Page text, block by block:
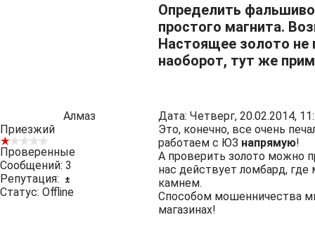
Определить
простого магнита.
Настоящее золото не
наоборот, тут же
Алмаз
Дата: Четверг, 20.02.2014,
Приезжий
Проверенные
Сообщений: 3
Репутация:
±
Статус: Offline
Это, конечно, все очень
работаем с ЮЗ напрямую!
А проверить золото можно
нас действует ломбард,
камнем.
Способом мошенничества
магазинах!